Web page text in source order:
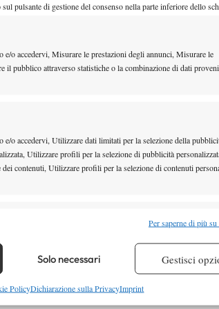
pulsante di gestione del consenso nella parte inferiore dello
o accedervi, Misurare le prestazioni degli annunci, Misurare le
il pubblico attraverso statistiche o la combinazione di dati
o accedervi, Utilizzare dati limitati per la selezione della
Utilizzare profili per la selezione di pubblicità
contenuti, Utilizzare profili per la selezione di contenuti
trasmesse automaticamente.
e rilevare frodi, correggere errori,
Per saperne di più
Solo necessari Gestisci
PolicyDichiarazione sulla PrivacyImprint
il…